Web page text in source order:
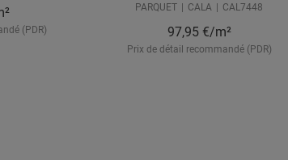
(PDR)
PARQUET CALA CAL7448
97,95 €/m²
Prix de détail recommandé (PDR)